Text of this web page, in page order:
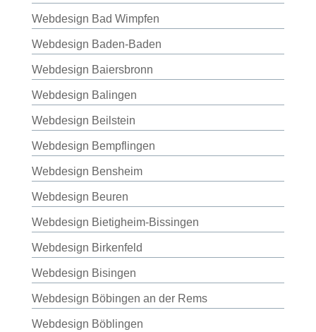
Webdesign Bad Wimpfen
Webdesign Baden-Baden
Webdesign Baiersbronn
Webdesign Balingen
Webdesign Beilstein
Webdesign Bempflingen
Webdesign Bensheim
Webdesign Beuren
Webdesign Bietigheim-Bissingen
Webdesign Birkenfeld
Webdesign Bisingen
Webdesign Böbingen an der Rems
Webdesign Böblingen